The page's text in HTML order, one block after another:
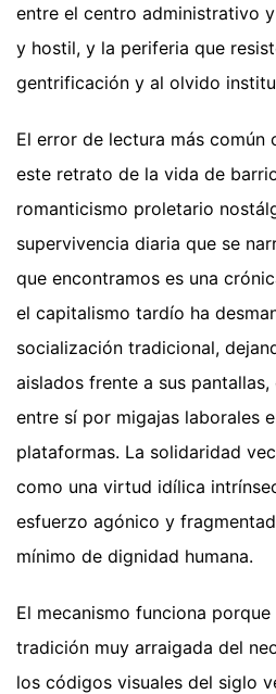
entre el centro administrativo
y hostil, y la periferia que
gentrificación y al olvido
El error de lectura más común
este retrato de la vida de
romanticismo proletario
supervivencia diaria que se
que encontramos es una
el capitalismo tardío ha
socialización tradicional,
aislados frente a sus
entre sí por migajas laborales
plataformas. La solidaridad
como una virtud idílica
esfuerzo agónico y
mínimo de dignidad humana.
El mecanismo funciona porque
tradición muy arraigada del
los códigos visuales del siglo